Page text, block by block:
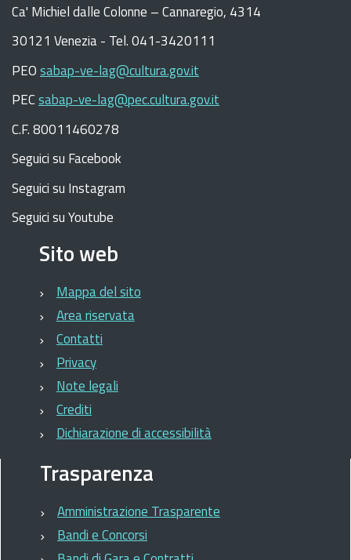
Ca' Michiel dalle Colonne – Cannaregio, 4314
30121 Venezia - Tel. 041-3420111
PEOsabap-ve-lag@cultura.gov.it
PECsabap-ve-lag@pec.cultura.gov.it
C.F. 80011460278
Seguici su Facebook
Seguici su Instagram
Seguici su Youtube
Sito web
Mappa del sito
Area riservata
Contatti
Privacy
Note legali
Crediti
Dichiarazione di accessibilità
Trasparenza
Amministrazione Trasparente
Bandi e Concorsi